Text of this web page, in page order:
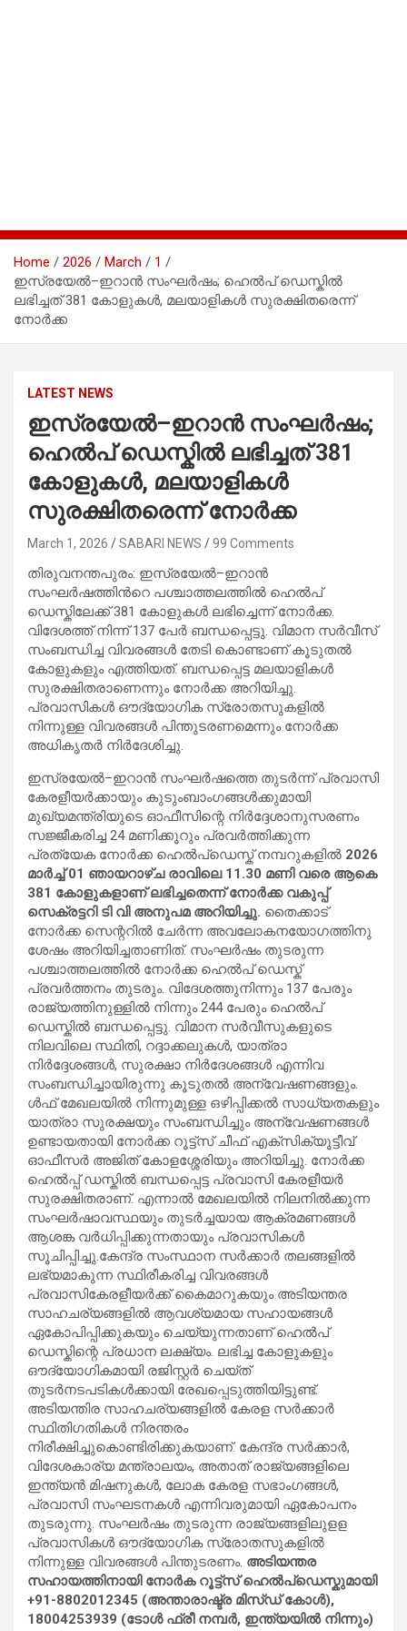
Home 2026 March
1
ഇസ്രയേൽ–ഇറാൻ സംഘർഷം; ഹെൽപ്‌ ഡെസ്കില്‍
ലഭിച്ചത് 381 കോളുകള്‍, മലയാളികൾ സുരക്ഷിതരെന്ന്
നോർക്ക
LATEST NEWS
ഇസ്രയേൽ–ഇറാൻ സംഘർഷം;
ഹെൽപ്‌ ഡെസ്കില്‍ ലഭിച്ചത് 381
കോളുകള്‍, മലയാളികൾ
സുരക്ഷിതരെന്ന് നോർക്ക
March 1, 2026 SABARI NEWS 99 Comments
തിരുവനന്തപുരം: ഇസ്രയേൽ–ഇറാൻ
സംഘർഷത്തിന്‍റെ പശ്ചാത്തലത്തില്‍ ഹെൽപ്‌
ഡെസ്കിലേക്ക് 381 കോളുകള്‍ ലഭിച്ചെന്ന് നോർക്ക.
വിദേശത്ത് നിന്ന് 137 പേർ ബന്ധപ്പെട്ടു. വിമാന സർവീസ്
സംബന്ധിച്ച വിവരങ്ങൾ തേടി കൊണ്ടാണ് കൂടുതൽ
കോളുകളും എത്തിയത്. ബന്ധപ്പെട്ട മലയാളികൾ
സുരക്ഷിതരാണെന്നും നോർക്ക അറിയിച്ചു.
പ്രവാസികള്‍ ഔദ്യോഗിക സ്രോതസുകളിൽ
നിന്നുള്ള വിവരങ്ങൾ പിന്തുടരണമെന്നും നോർക്ക
അധികൃതര്‍ നിര്‍ദേശിച്ചു.
ഇസ്രയേൽ–ഇറാൻ സംഘർഷത്തെ തുടർന്ന് പ്രവാസി
കേരളീയർക്കായും കുടുംബാംഗങ്ങള്‍ക്കുമായി
മുഖ്യമന്ത്രിയുടെ ഓഫീസിന്റെ നിര്‍ദ്ദേശാനുസരണം
സജ്ജീകരിച്ച 24 മണിക്കൂറും പ്രവര്‍ത്തിക്കുന്ന
പ്രത്യേക നോർക്ക ഹെൽപ്‌ഡെസ്ക് നമ്പറുകളില്‍ 2026
മാർച്ച് 01 ഞായറാഴ്ച രാവിലെ 11.30 മണി വരെ ആകെ
381 കോളുകളാണ് ലഭിച്ചതെന്ന് നോര്‍ക്ക വകുപ്പ്
സെക്രട്ടറി ടി വി അനുപമ അറിയിച്ചു. തൈക്കാട്
നോര്‍ക്ക സെന്ററില്‍ ചേര്‍ന്ന അവലോകനയോഗത്തിനു
ശേഷം അറിയിച്ചതാണിത്. സംഘര്‍ഷം തുടരുന്ന
പശ്ചാത്തലത്തില്‍ നോർക്ക ഹെൽപ്‌ ഡെസ്ക്
പ്രവർത്തനം തുടരും. വിദേശത്തുനിന്നും 137 പേരും
രാജ്യത്തിനുള്ളിൽ നിന്നും 244 പേരും ഹെൽപ്‌
ഡെസ്കില്‍ ബന്ധപ്പെട്ടു. വിമാന സർവീസുകളുടെ
നിലവിലെ സ്ഥിതി, റദ്ദാക്കലുകൾ, യാത്രാ
നിർദ്ദേശങ്ങൾ, സുരക്ഷാ നിർദേശങ്ങൾ എന്നിവ
സംബന്ധിച്ചായിരുന്നു കൂടുതൽ അന്വേഷണങ്ങളും.
ൾഫ് മേഖലയിൽ നിന്നുമുള്ള ഒഴിപ്പിക്കൽ സാധ്യതകളും
യാത്രാ സുരക്ഷയും സംബന്ധിച്ചും അന്വേഷണങ്ങൾ
ഉണ്ടായതായി നോര്‍ക്ക റൂട്ട്സ് ചീഫ് എക്സിക്യൂട്ടീവ്
ഓഫീസര്‍ അജിത് കോളശ്ശേരിയും അറിയിച്ചു. നോര്‍ക്ക
ഹെല്‍പ്പ് ഡസ്കില്‍ ബന്ധപ്പെട്ട പ്രവാസി കേരളീയർ
സുരക്ഷിതരാണ്. എന്നാൽ മേഖലയിൽ നിലനിൽക്കുന്ന
സംഘർഷാവസ്ഥയും തുടർച്ചയായ ആക്രമണങ്ങള്‍
ആശങ്ക വർധിപ്പിക്കുന്നതായും പ്രവാസികള്‍
സൂചിപ്പിച്ചു.കേന്ദ്ര സംസ്ഥാന സർക്കാർ തലങ്ങളിൽ
ലഭ്യമാകുന്ന സ്ഥിരീകരിച്ച വിവരങ്ങൾ
പ്രവാസികേരളീയര്‍ക്ക് കൈമാറുകയും അടിയന്തര
സാഹചര്യങ്ങളിൽ ആവശ്യമായ സഹായങ്ങൾ
ഏകോപിപ്പിക്കുകയും ചെയ്യുന്നതാണ് ഹെൽപ്‌
ഡെസ്കിന്റെ പ്രധാന ലക്ഷ്യം. ലഭിച്ച കോളുകളും
ഔദ്യോഗികമായി രജിസ്റ്റർ ചെയ്ത്
തുടർനടപടികൾക്കായി രേഖപ്പെടുത്തിയിട്ടുണ്ട്.
അടിയന്തിര സാഹചര്യങ്ങളിൽ കേരള സർക്കാർ
സ്ഥിതിഗതികൾ നിരന്തരം
നിരീക്ഷിച്ചുകൊണ്ടിരിക്കുകയാണ്. കേന്ദ്ര സർക്കാർ,
വിദേശകാര്യ മന്ത്രാലയം, അതാത് രാജ്യങ്ങളിലെ
ഇന്ത്യന്‍ മിഷനുകള്‍, ലോക കേരള സഭാംഗങ്ങള്‍,
പ്രവാസി സംഘടനകള്‍ എന്നിവരുമായി ഏകോപനം
തുടരുന്നു. സംഘര്‍ഷം തുടരുന്ന രാജ്യങ്ങളിലുളള
പ്രവാസികള്‍ ഔദ്യോഗിക സ്രോതസുകളിൽ
നിന്നുള്ള വിവരങ്ങൾ പിന്തുടരണം. അടിയന്തര
സഹായത്തിനായി നോർക റൂട്ട്സ് ഹെൽപ്‌ഡെസ്കുമായി
+91-8802012345 (അന്താരാഷ്ട്ര മിസ്ഡ് കോൾ),
18004253939 (ടോൾ ഫ്രീ നമ്പർ, ഇന്ത്യയില്‍ നിന്നും)